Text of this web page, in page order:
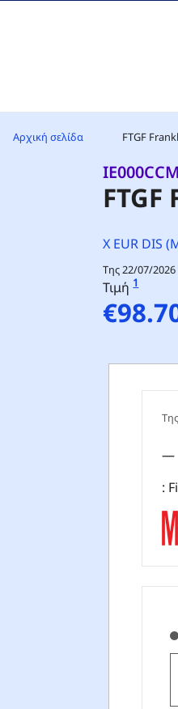
Αρχική σελίδα FTGF
X EUR DIS
Της 22/07/2026
Τιμή1
—
: